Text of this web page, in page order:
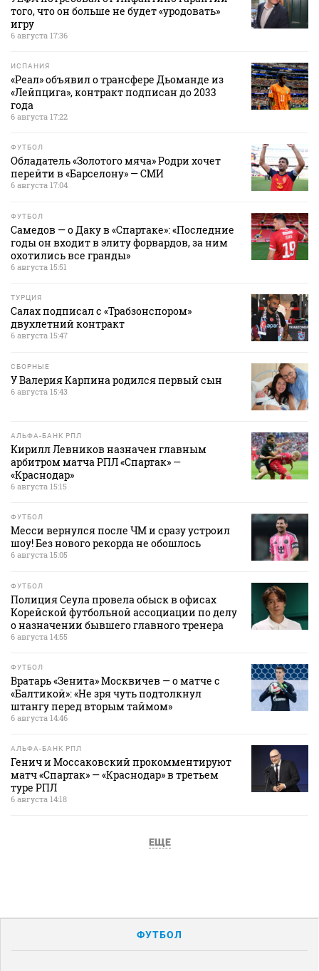
того, что он больше не будет «уродовать»
игру
6 августа 17:36
ИСПАНИЯ
«Реал» объявил о трансфере Дьоманде из
«Лейпцига», контракт подписан до 2033
года
6 августа 17:22
ФУТБОЛ
Обладатель «Золотого мяча» Родри хочет
перейти в «Барселону» — СМИ
6 августа 17:04
ФУТБОЛ
Самедов — о Даку в «Спартаке»: «Последние
годы он входит в элиту форвардов, за ним
охотились все гранды»
6 августа 15:51
ТУРЦИЯ
Салах подписал с «Трабзонспором»
двухлетний контракт
6 августа 15:47
СБОРНЫЕ
У Валерия Карпина родился первый сын
6 августа 15:43
АЛЬФА-БАНК РПЛ
Кирилл Левников назначен главным
арбитром матча РПЛ «Спартак» —
«Краснодар»
6 августа 15:15
ФУТБОЛ
Месси вернулся после ЧМ и сразу устроил
шоу! Без нового рекорда не обошлось
6 августа 15:05
ФУТБОЛ
Полиция Сеула провела обыск в офисах
Корейской футбольной ассоциации по делу
о назначении бывшего главного тренера
6 августа 14:55
ФУТБОЛ
Вратарь «Зенита» Москвичев — о матче с
«Балтикой»: «Не зря чуть подтолкнул
штангу перед вторым таймом»
6 августа 14:46
АЛЬФА-БАНК РПЛ
Генич и Моссаковский прокомментируют
матч «Спартак» — «Краснодар» в третьем
туре РПЛ
6 августа 14:18
ЕЩЕ
ФУТБОЛ